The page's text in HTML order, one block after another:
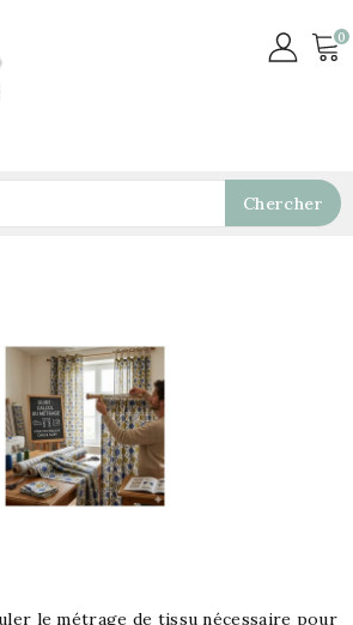
0
Chercher
le métrage de tissu nécessaire pour